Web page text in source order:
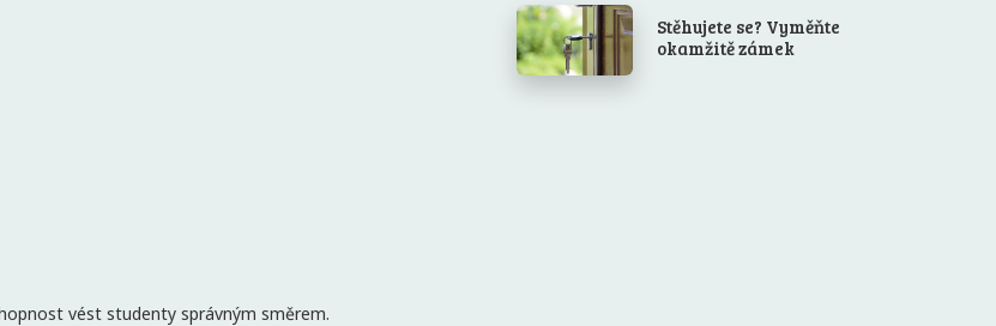
vést studenty správným směrem.
Stěhujete se? Vyměňte
okamžitě zámek